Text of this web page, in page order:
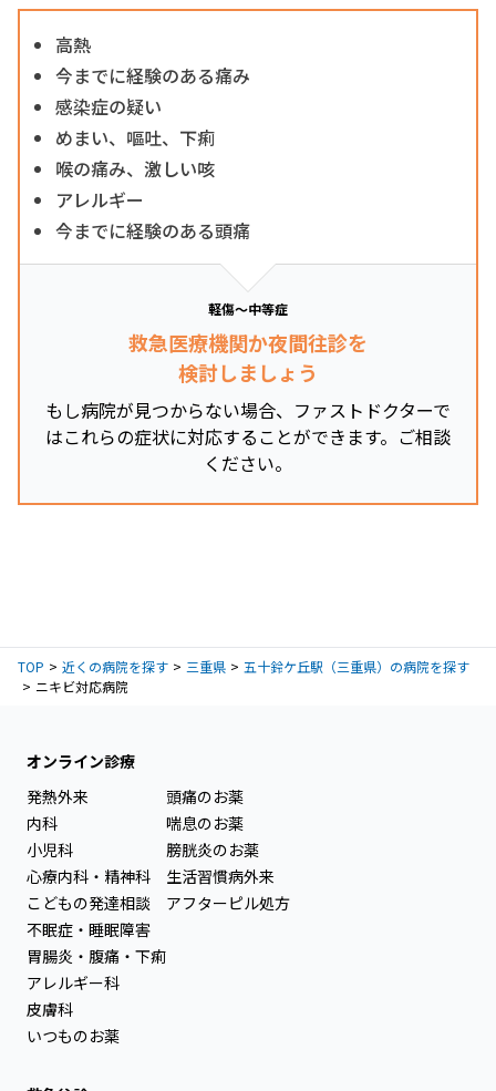
高熱
今までに経験のある痛み
感染症の疑い
めまい、嘔吐、下痢
喉の痛み、激しい咳
アレルギー
今までに経験のある頭痛
軽傷～中等症
救急医療機関か夜間往診を
検討しましょう
もし病院が見つからない場合、ファストドクターで
はこれらの症状に対応することができます。ご相談
ください。
TOP 近くの病院を探す 三重県
五十鈴ケ丘駅（三重県）の病院を探す
ニキビ対応病院
オンライン診療
発熱外来
内科
小児科
心療内科・精神科
こどもの発達相談
不眠症・睡眠障害
胃腸炎・腹痛・下痢
アレルギー科
皮膚科
いつものお薬
頭痛のお薬
喘息のお薬
膀胱炎のお薬
生活習慣病外来
アフターピル処方